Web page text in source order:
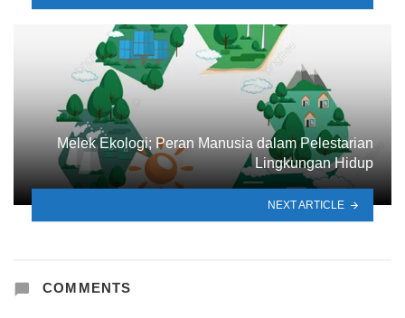
Melek Ekologi; Peran Manusia dalam Pelestarian
Lingkungan Hidup
NEXT ARTICLE
COMMENTS